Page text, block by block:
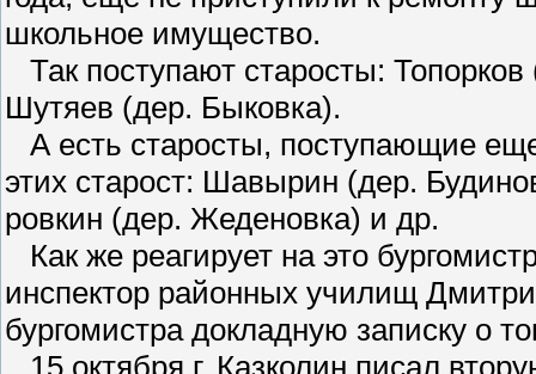
школьное имущество.
Так поступают старосты:
Шутяев (дер. Быковка).
А есть старосты, поступающие
этих старост: Шавырин (дер.
ровкин (дер. Жеденовка) и др.
Как же реагирует на это
инспектор районных училищ
бургомистра докладную записку о